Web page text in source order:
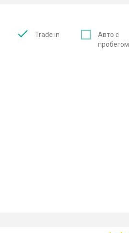
Trade in
Авто с
пробегом